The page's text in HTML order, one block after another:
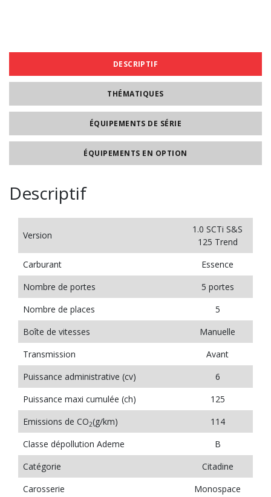
DESCRIPTIF
THÉMATIQUES
ÉQUIPEMENTS DE SÉRIE
ÉQUIPEMENTS EN OPTION
Descriptif
Version
1.0 SCTi S&S
125 Trend
Carburant
Essence
Nombre de portes
5 portes
Nombre de places
5
Boîte de vitesses
Manuelle
Transmission
Avant
Puissance administrative (cv)
6
Puissance maxi cumulée (ch)
125
Emissions de CO2(g/km)
114
Classe dépollution Ademe
B
Catégorie
Citadine
Carosserie
Monospace